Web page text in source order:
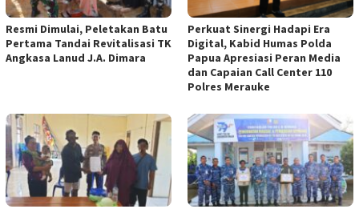
Resmi Dimulai, Peletakan Batu
Pertama Tandai Revitalisasi TK
Angkasa Lanud J.A. Dimara
Perkuat Sinergi Hadapi Era
Digital, Kabid Humas Polda
Papua Apresiasi Peran Media
dan Capaian Call Center 110
Polres Merauke